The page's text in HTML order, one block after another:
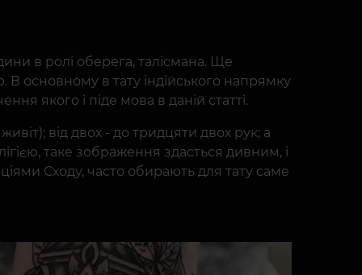
в ролі оберега, талісмана. Ще
В основному в тату індійського напрямку
якого і піде мова в даній статті.
від двох - до тридцяти двох рук; а
таке зображення здасться дивним, і
Сходу, часто обирають для тату саме